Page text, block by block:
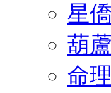
星
葫
命